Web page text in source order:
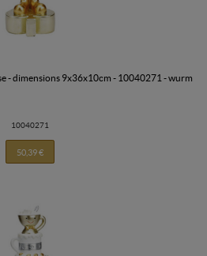
- dimensions 9x36x10cm - 10040271 - wurm
10040271
50,39 €